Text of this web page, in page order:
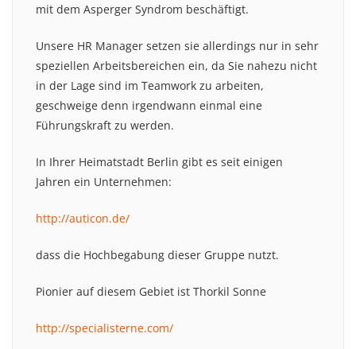
mit dem Asperger Syndrom beschäftigt.
Unsere HR Manager setzen sie allerdings nur in sehr
speziellen Arbeitsbereichen ein, da Sie nahezu nicht
in der Lage sind im Teamwork zu arbeiten,
geschweige denn irgendwann einmal eine
Führungskraft zu werden.
In Ihrer Heimatstadt Berlin gibt es seit einigen
Jahren ein Unternehmen:
http://auticon.de/
dass die Hochbegabung dieser Gruppe nutzt.
Pionier auf diesem Gebiet ist Thorkil Sonne
http://specialisterne.com/